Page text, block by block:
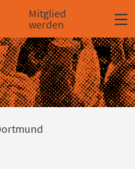
Mitglied
werden